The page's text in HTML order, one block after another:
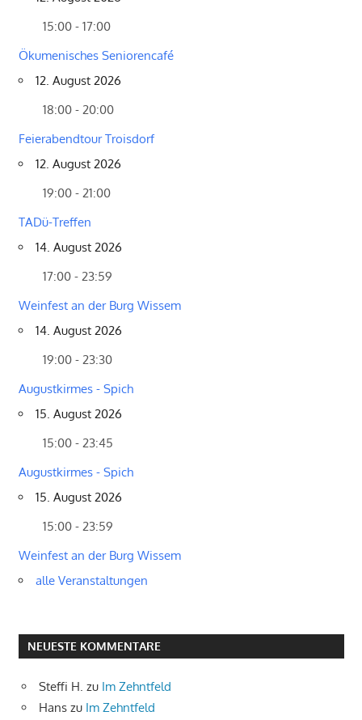
15:00 - 17:00
Ökumenisches Seniorencafé
12. August 2026
18:00 - 20:00
Feierabendtour Troisdorf
12. August 2026
19:00 - 21:00
TADü-Treffen
14. August 2026
17:00 - 23:59
Weinfest an der Burg Wissem
14. August 2026
19:00 - 23:30
Augustkirmes - Spich
15. August 2026
15:00 - 23:45
Augustkirmes - Spich
15. August 2026
15:00 - 23:59
Weinfest an der Burg Wissem
alle Veranstaltungen
NEUESTE KOMMENTARE
Steffi H. zu Im Zehntfeld
Hans zu Im Zehntfeld